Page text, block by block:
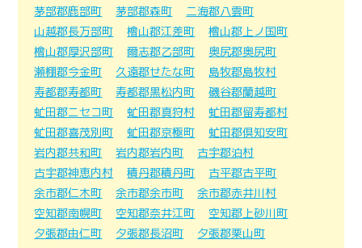
茅部郡鹿部町
茅部郡森町
二海郡八雲町
山越郡長万部町
檜山郡江差町
檜山郡上ノ国町
檜山郡厚沢部町
爾志郡乙部町
奥尻郡奥尻町
瀬棚郡今金町
久遠郡せたな町
島牧郡島牧村
寿都郡寿都町
寿都郡黒松内町
磯谷郡蘭越町
虻田郡ニセコ町
虻田郡真狩村
虻田郡留寿都村
虻田郡喜茂別町
虻田郡京極町
虻田郡倶知安町
岩内郡共和町
岩内郡岩内町
古宇郡泊村
古宇郡神恵内村
積丹郡積丹町
古平郡古平町
余市郡仁木町
余市郡余市町
余市郡赤井川村
空知郡南幌町
空知郡奈井江町
空知郡上砂川町
夕張郡由仁町
夕張郡長沼町
夕張郡栗山町